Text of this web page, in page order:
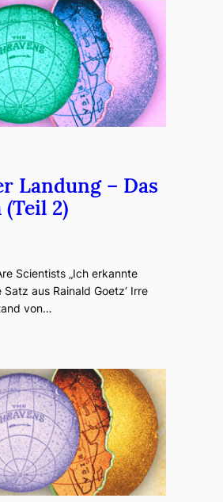
Landung – Das
(Teil 2)
Scientists „Ich erkannte
aus Rainald Goetz‘ Irre
von…